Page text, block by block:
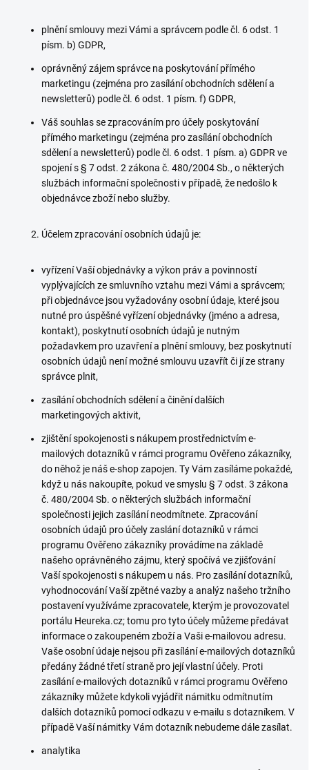
plnění smlouvy mezi Vámi a správcem podle čl. 6 odst. 1
písm. b) GDPR,
oprávněný zájem správce na poskytování přímého
marketingu (zejména pro zasílání obchodních sdělení a
newsletterů) podle čl. 6 odst. 1 písm. f) GDPR,
Váš souhlas se zpracováním pro účely poskytování
přímého marketingu (zejména pro zasílání obchodních
sdělení a newsletterů) podle čl. 6 odst. 1 písm. a) GDPR ve
spojení s § 7 odst. 2 zákona č. 480/2004 Sb., o některých
službách informační společnosti v případě, že nedošlo k
objednávce zboží nebo služby.
Účelem zpracování osobních údajů je:
vyřízení Vaší objednávky a výkon práv a povinností
vyplývajících ze smluvního vztahu mezi Vámi a správcem;
při objednávce jsou vyžadovány osobní údaje, které jsou
nutné pro úspěšné vyřízení objednávky (jméno a adresa,
kontakt), poskytnutí osobních údajů je nutným
požadavkem pro uzavření a plnění smlouvy, bez poskytnutí
osobních údajů není možné smlouvu uzavřít či jí ze strany
správce plnit,
zasílání obchodních sdělení a činění dalších
marketingových aktivit,
zjištění spokojenosti s nákupem prostřednictvím e-
mailových dotazníků v rámci programu Ověřeno zákazníky,
do něhož je náš e-shop zapojen. Ty Vám zasíláme pokaždé,
když u nás nakoupíte, pokud ve smyslu § 7 odst. 3 zákona
č. 480/2004 Sb. o některých službách informační
společnosti jejich zasílání neodmítnete. Zpracování
osobních údajů pro účely zaslání dotazníků v rámci
programu Ověřeno zákazníky provádíme na základě
našeho oprávněného zájmu, který spočívá ve zjišťování
Vaší spokojenosti s nákupem u nás. Pro zasílání dotazníků,
vyhodnocování Vaší zpětné vazby a analýz našeho tržního
postavení využíváme zpracovatele, kterým je provozovatel
portálu Heureka.cz; tomu pro tyto účely můžeme předávat
informace o zakoupeném zboží a Vaši e-mailovou adresu.
Vaše osobní údaje nejsou při zasílání e-mailových dotazníků
předány žádné třetí straně pro její vlastní účely. Proti
zasílání e-mailových dotazníků v rámci programu Ověřeno
zákazníky můžete kdykoli vyjádřit námitku odmítnutím
dalších dotazníků pomocí odkazu v e-mailu s dotazníkem. V
případě Vaší námitky Vám dotazník nebudeme dále zasílat.
analytika